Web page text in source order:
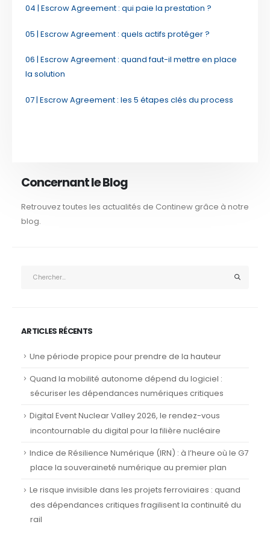
04 | Escrow Agreement : qui paie la prestation ?
05 | Escrow Agreement : quels actifs protéger ?
06 | Escrow Agreement : quand faut-il mettre en place
la solution
07 | Escrow Agreement : les 5 étapes clés du process
Concernant le Blog
Retrouvez toutes les actualités de Continew grâce à notre
blog.
ARTICLES RÉCENTS
Une période propice pour prendre de la hauteur
Quand la mobilité autonome dépend du logiciel :
sécuriser les dépendances numériques critiques
Digital Event Nuclear Valley 2026, le rendez-vous
incontournable du digital pour la filière nucléaire
Indice de Résilience Numérique (IRN) : à l’heure où le G7
place la souveraineté numérique au premier plan
Le risque invisible dans les projets ferroviaires : quand
des dépendances critiques fragilisent la continuité du
rail